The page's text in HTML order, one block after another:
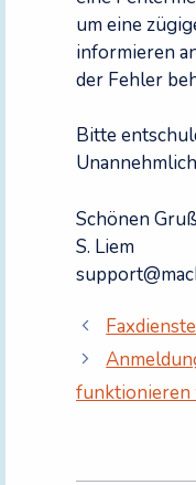
um eine
informieren
der Fehler
Bitte
Schönen
S. Liem
funktionieren